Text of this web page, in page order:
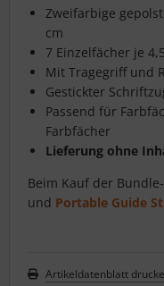
Zweifarbige
cm
7 Einzelfächer je
Mit Tragegriff und
Gestickter
Passend für
Farbfächer
Lieferung ohne
Beim Kauf der
und Portable Guide
Artikeldatenblatt